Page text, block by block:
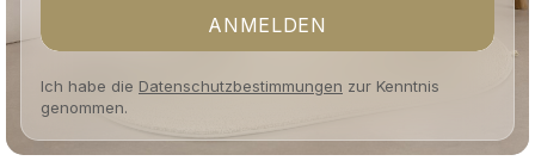
ANMELDEN
Ich habe die Datenschutzbestimmungen zur Kenntnis
genommen.